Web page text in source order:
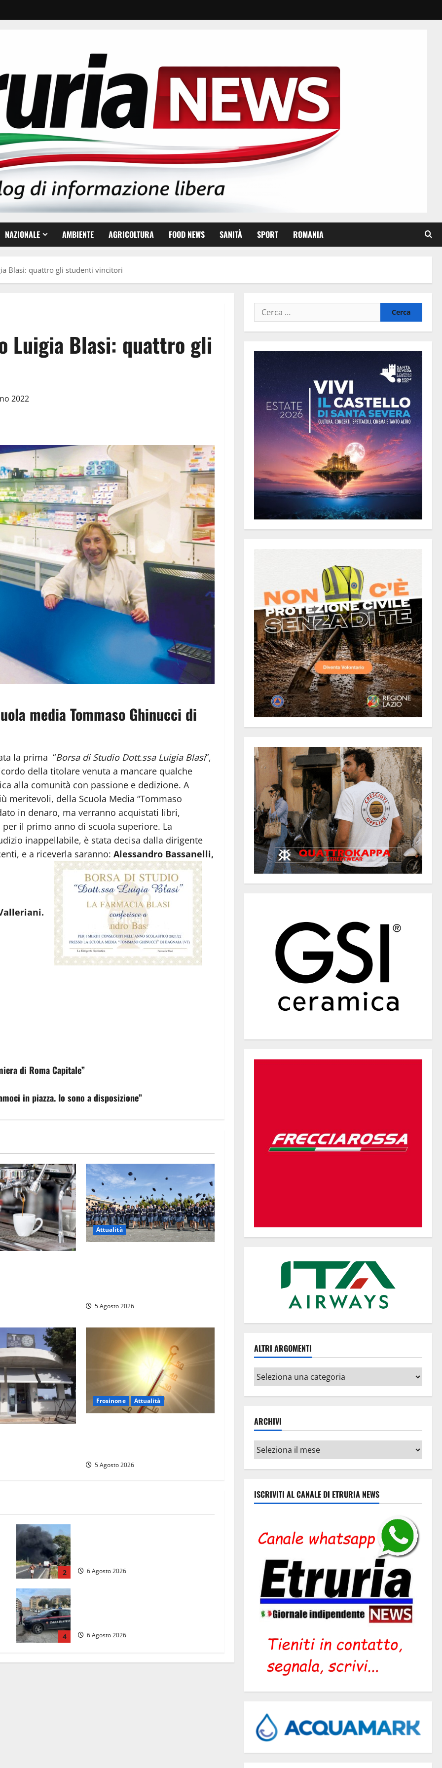
NAZIONALE AMBIENTE AGRICOLTURA FOOD NEWS SANITÀ SPORT ROMANIA
Blasi: quattro gli studenti vincitori
Luigia Blasi: quattro gli
2022
media Tommaso Ghinucci di
la prima “Borsa di Studio Dott.ssa Luigia Blasi”,
della titolare venuta a mancare qualche
alla comunità con passione e dedizione. A
meritevoli, della Scuola Media “Tommaso
in denaro, ma verranno acquistati libri,
il primo anno di scuola superiore. La
inappellabile, è stata decisa dalla dirigente
e a riceverla saranno: Alessandro Bassanelli,
di Roma Capitale”
in piazza. Io sono a disposizione”
Attualità
5 Agosto 2026
Frosinone Attualità
5 Agosto 2026
2 6 Agosto 2026
4 6 Agosto 2026
Ricerca
per:
ALTRI ARGOMENTI
Altri
argomenti
ARCHIVI
Archivi
ISCRIVITI AL CANALE DI ETRURIA NEWS